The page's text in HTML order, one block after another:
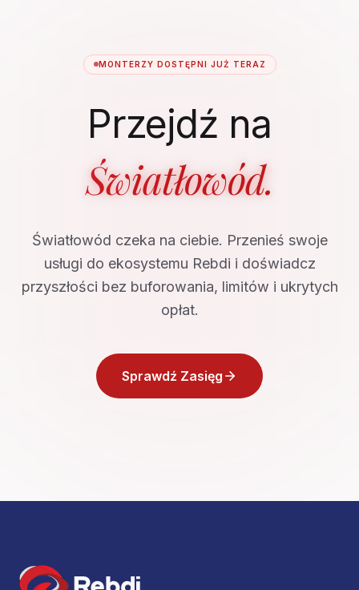
MONTERZY DOSTĘPNI JUŻ TERAZ
Przejdź na
Światłowód.
Światłowód czeka na ciebie. Przenieś swoje
usługi do ekosystemu Rebdi i doświadcz
przyszłości bez buforowania, limitów i ukrytych
opłat.
Sprawdź Zasięg